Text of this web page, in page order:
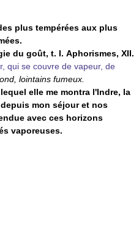
plus tempérées aux plus
du goût, t. I. Aphorismes, XII.
qui se couvre de vapeur, de
lointains fumeux.
elle me montra l'Indre, la
mon séjour et nos
avec ces horizons
vaporeuses.